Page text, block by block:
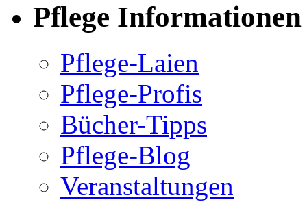
Pflege Informationen
Pflege-Laien
Pflege-Profis
Bücher-Tipps
Pflege-Blog
Veranstaltungen